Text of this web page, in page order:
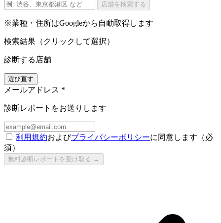
店舗を検索する
※業種・住所はGoogleから自動取得します
検索結果（クリックして選択）
診断する店舗
選び直す
メールアドレス *
診断レポートをお送りします
利用規約およびプライバシーポリシーに同意します（必
須）
無料診断レポートを受け取る →